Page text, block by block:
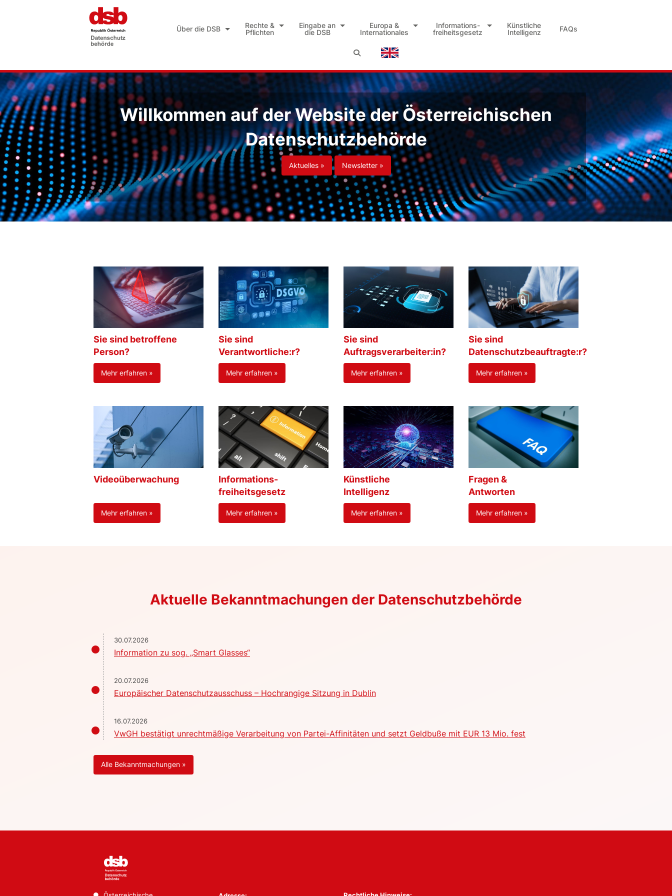
Über die DSB
Rechte &
Pflichten
Eingabe an
die DSB
Europa &
Internationales
Informations-
freiheitsgesetz
Künstliche
Intelligenz
FAQs
Willkommen auf der Website der Österreichischen
Datenschutzbehörde
Aktuelles » Newsletter »
Sie sind betroffene
Person?
Mehr erfahren »
Sie sind
Verantwortliche:r?
Mehr erfahren »
Sie sind
Auftragsverarbeiter:in?
Mehr erfahren »
Sie sind
Datenschutzbeauftragte:r?
Mehr erfahren »
Videoüberwachung
Mehr erfahren »
Informations-
freiheitsgesetz
Mehr erfahren »
Künstliche
Intelligenz
Mehr erfahren »
Fragen &
Antworten
Mehr erfahren »
Aktuelle Bekanntmachungen der Datenschutzbehörde
30.07.2026
Information zu sog. „Smart Glasses“
20.07.2026
Europäischer Datenschutzausschuss – Hochrangige Sitzung in Dublin
16.07.2026
VwGH bestätigt unrechtmäßige Verarbeitung von Partei-Affinitäten und setzt Geldbuße mit EUR 13 Mio. fest
Alle Bekanntmachungen »